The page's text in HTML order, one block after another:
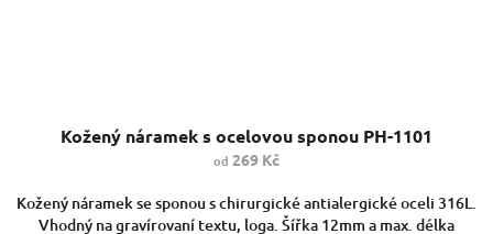
Kožený náramek s ocelovou sponou PH-1101
od 269 Kč
Kožený náramek se sponou s chirurgické antialergické oceli 316L.
Vhodný na gravírovaní textu, loga. Šířka 12mm a max. délka